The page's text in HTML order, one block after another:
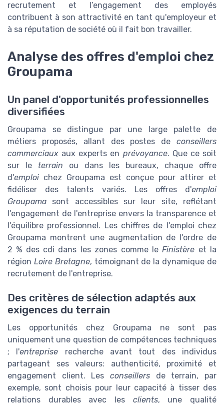
recrutement et l’engagement des employés
contribuent à son attractivité en tant qu'employeur et
à sa réputation de société où il fait bon travailler.
Analyse des offres d'emploi chez
Groupama
Un panel d'opportunités professionnelles
diversifiées
Groupama se distingue par une large palette de
métiers proposés, allant des postes de conseillers
commerciaux aux experts en prévoyance. Que ce soit
sur le terrain ou dans les bureaux, chaque offre
d'emploi chez Groupama est conçue pour attirer et
fidéliser des talents variés. Les offres d'emploi
Groupama sont accessibles sur leur site, reflétant
l'engagement de l'entreprise envers la transparence et
l'équilibre professionnel. Les chiffres de l'emploi chez
Groupama montrent une augmentation de l'ordre de
2 % des cdi dans les zones comme leFinistère et la
région Loire Bretagne, témoignant de la dynamique de
recrutement de l'entreprise.
Des critères de sélection adaptés aux
exigences du terrain
Les opportunités chez Groupama ne sont pas
uniquement une question de compétences techniques
; l'entreprise recherche avant tout des individus
partageant ses valeurs: authenticité, proximité et
engagement client. Les conseillers de terrain, par
exemple, sont choisis pour leur capacité à tisser des
relations durables avec les clients, une qualité